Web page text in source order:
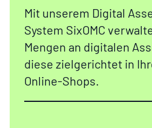
Mit unserem Digital
System SixOMC
Mengen an digitalen
diese zielgerichtet in
Online-Shops.